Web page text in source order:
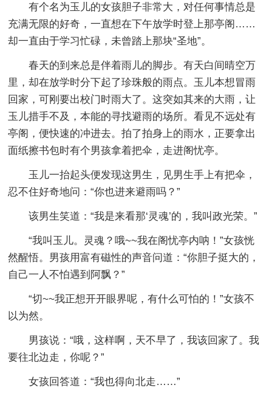
有个名为玉儿的女孩胆子非常大，对任何事情总是
充满无限的好奇，一直想在下午放学时登上那亭阁……
却一直由于学习忙碌，未曾踏上那块“圣地”。
春天的到来总是伴着雨儿的脚步。有天白间晴空万
里，却在放学时分下起了珍珠般的雨点。玉儿本想冒雨
回家，可刚要出校门时雨大了。这突如其来的大雨，让
玉儿措手不及，本能的寻找避雨的场所。看见不远处有
亭阁，便快速的冲进去。拍了拍身上的雨水，正要拿出
面纸擦书包时有个男孩拿着把伞，走进阁忧亭。
玉儿一抬起头便发现这男生，见男生手上有把伞，
忍不住好奇地问：“你也进来避雨吗？”
该男生笑道：“我是来看那‘灵魂’的，我叫政光荣。”
“我叫玉儿。灵魂？哦~~我在阁忧亭内呐！”女孩恍
然醒悟。男孩用富有磁性的声音问道：“你胆子挺大的，
自己一人不怕遇到阿飘？”
“切~~我正想开开眼界呢，有什么可怕的！”女孩不
以为然。
男孩说：“哦，这样啊，天不早了，我该回家了。我
要往北边走，你呢？”
女孩回答道：“我也得向北走……”